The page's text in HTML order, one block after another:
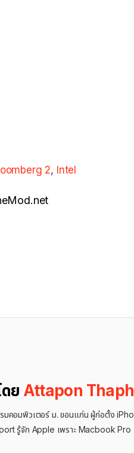
2, Intel
ดย Attapon
รมคอมพิวเตอร์ ม. ขอนแก่น ผู้ก่อตั้ง
รู้จัก ​Apple เพราะ Macbook Pro